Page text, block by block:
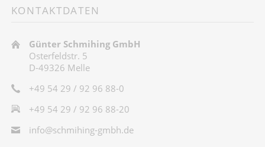
KONTAKTDATEN
Günter Schmihing GmbH
Osterfeldstr. 5
D-49326 Melle
+49 54 29 / 92 96 88-0
+49 54 29 / 92 96 88-20
info@schmihing-gmbh.de